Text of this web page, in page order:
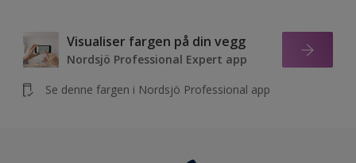
Mørkt treverk
Visualiser fargen på din vegg
Nordsjö Professional Expert app
Se denne fargen i Nordsjö Professional app